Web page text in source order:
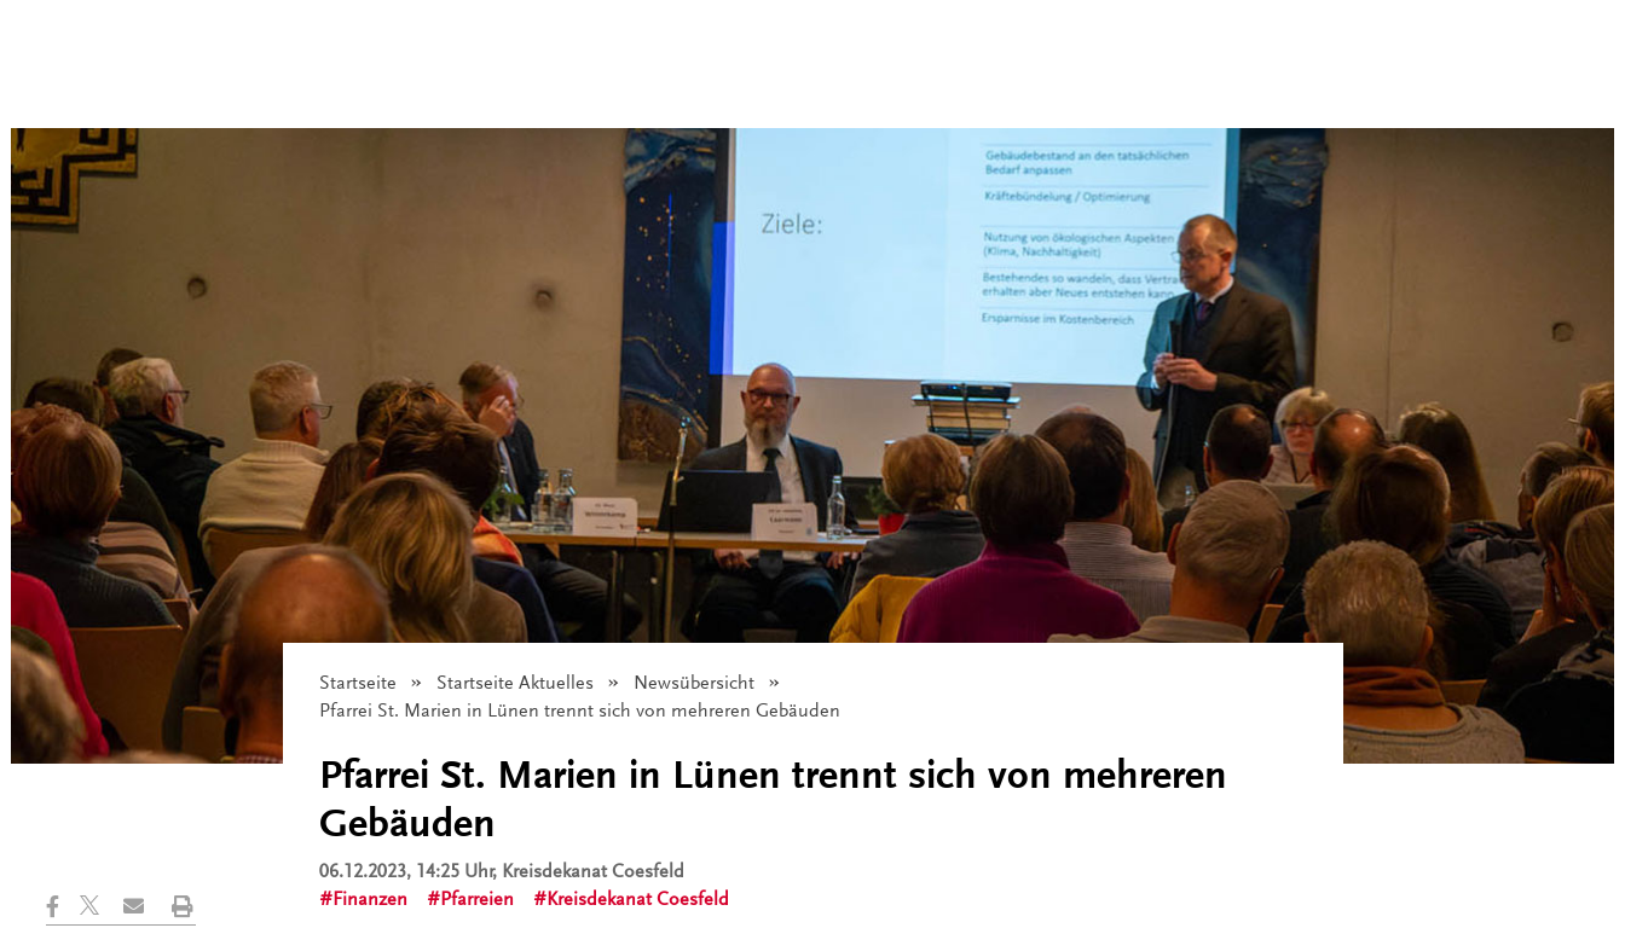
Startseite Startseite Aktuelles
Newsübersicht
Angezeigt:
Pfarrei St. Marien in Lünen trennt sich von mehreren Gebäuden
Pfarrei St. Marien in Lünen trennt sich von mehreren
Gebäuden
06.12.2023, 14:25 Uhr, Kreisdekanat Coesfeld
Finanzen
Pfarreien Kreisdekanat Coesfeld